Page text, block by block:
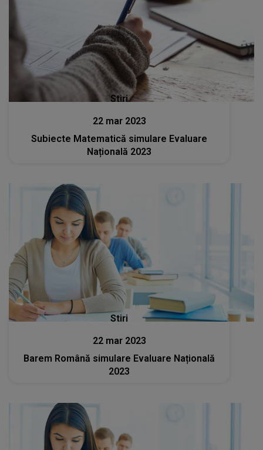
Stiri
22 mar 2023
Subiecte Matematică simulare Evaluare
Națională 2023
Stiri
22 mar 2023
Barem Română simulare Evaluare Națională
2023